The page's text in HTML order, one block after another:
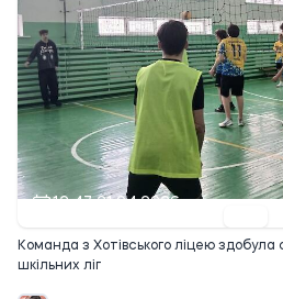
12:47 21.04.2026
Команда з Хотівського ліцею здобула
шкільних ліг